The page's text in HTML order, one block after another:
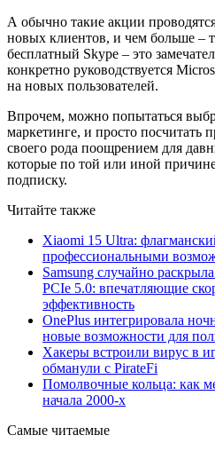
А обычно такие акции
новых клиентов, и чем больше –
бесплатный Skype – это
конкретно руководствуется
на новых пользователей.
Впрочем, можно попытаться
маркетинге, и просто
своего рода поощрением для
которые по той или иной
подписку.
Читайте также
Xiaomi 15 Ultra:
профессиональными
Samsung случайно
PCIe 5.0: впечатляющие
эффективность
OnePlus интегрировала
новые возможности для
Хакеры встроили вирус в
обманули с PirateFi
Помолвочные кольца: как
начала 2000-х
Самые читаемые